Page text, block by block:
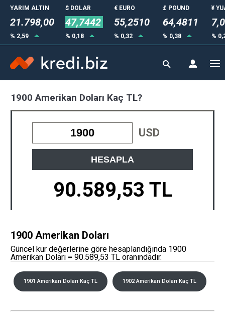
YARIM ALTIN
21.798,00
% 2,59
$ DOLAR
47,7442
% 0,18
€ EURO
55,2510
% 0,32
£ POUND
64,4811
% 0,38
¥
%
1900 Amerikan Doları Kaç TL?
USD
HESAPLA
90.589,53 TL
1900 Amerikan Doları
Güncel kur değerlerine göre hesaplandığında 1900
Amerikan Doları = 90.589,53 TL oranındadır.
1901 Amerikan Doları Kaç TL 1902 Amerikan Doları Kaç TL